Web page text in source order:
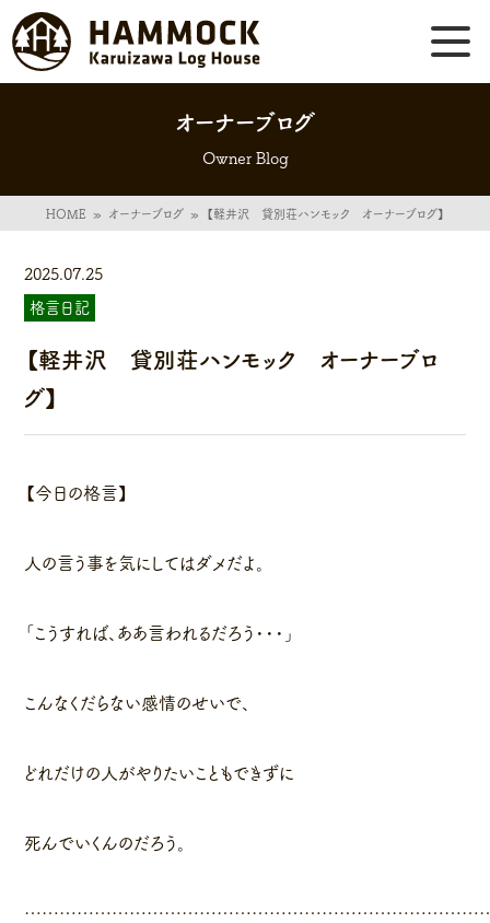
オーナーブログ
Owner Blog
HOME» オーナーブログ» 【軽井沢 貸別荘ハンモック オーナーブログ】
2025.07.25
格言日記
【軽井沢 貸別荘ハンモック オーナーブロ
グ】
【今日の格言】
人の言う事を気にしてはダメだよ。
「こうすれば、ああ言われるだろう・・・」
こんなくだらない感情のせいで、
どれだけの人がやりたいこともできずに
死んでいくんのだろう。